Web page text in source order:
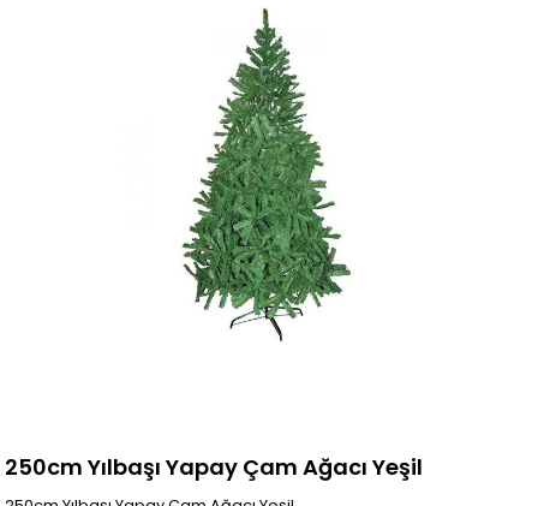
250cm Yılbaşı Yapay Çam Ağacı Yeşil